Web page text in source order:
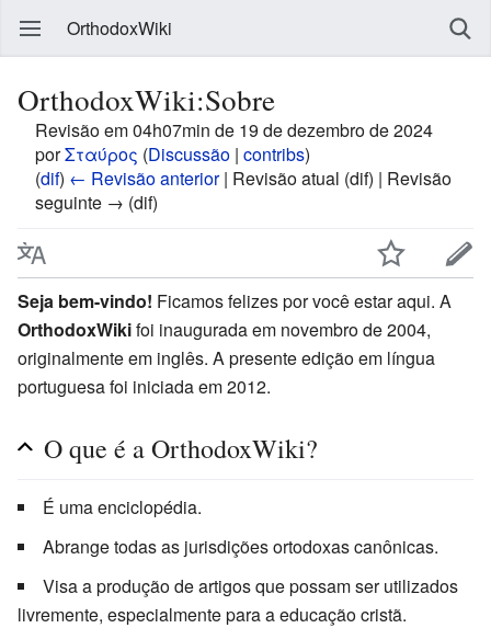
OrthodoxWiki
OrthodoxWiki:Sobre
Revisão em 04h07min de 19 de dezembro de 2024
porΣταύρος (Discussão | contribs)
(dif) ← Revisão anterior| Revisão atual (dif) | Revisão
seguinte → (dif)
Seja bem-vindo! Ficamos felizes por você estar aqui. A
OrthodoxWikifoi inaugurada em novembro de 2004,
originalmente em inglês. A presente edição em língua
portuguesa foi iniciada em 2012.
O que é a OrthodoxWiki?
É uma enciclopédia.
Abrange todas as jurisdições ortodoxas canônicas.
Visa a produção de artigos que possam ser utilizados
livremente, especialmente para a educação cristã.